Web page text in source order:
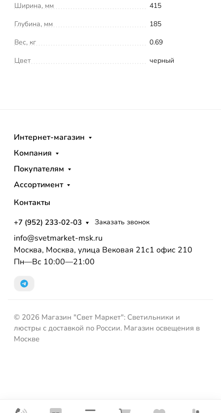
Ширина, мм
415
Глубина, мм
185
Вес, кг
0.69
Цвет
черный
Интернет-магазин
Компания
Покупателям
Ассортимент
Контакты
+7 (952) 233-02-03 Заказать звонок
info@svetmarket-msk.ru
Москва, Москва, улица Вековая 21с1 офис 210
Пн—Вс 10:00—21:00
© 2026 Магазин "Свет Маркет": Светильники и
люстры с доставкой по России. Магазин освещения в
Москве